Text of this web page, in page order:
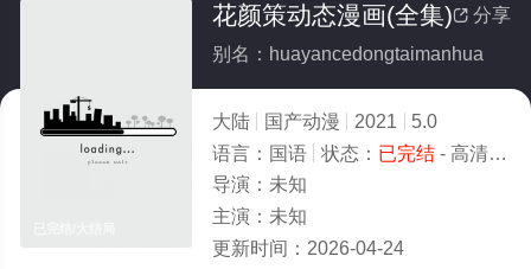
 分享
花颜策动态漫画(全集)
别名：huayancedongtaimanhua
大陆 国产动漫 2021
5.0
语言： 国语 状态： 已完结- 高清免费在线观看
导演： 未知
主演： 未知
更新时间： 2026-04-24